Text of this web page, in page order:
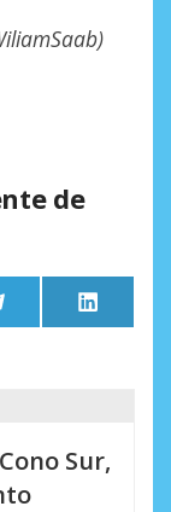
de
Compartir
en
Telegram
en
LinkedIn
Sur,